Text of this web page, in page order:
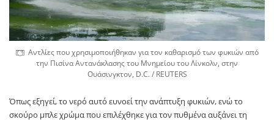
Αντλίες που χρησιμοποιήθηκαν για τον καθαρισμό των φυκιών από
την Πισίνα Αντανάκλασης του Μνημείου του Λίνκολν, στην
Ουάσινγκτον, D.C. / REUTERS
Όπως εξηγεί, το νερό αυτό ευνοεί την ανάπτυξη φυκιών, ενώ το
σκούρο μπλε χρώμα που επιλέχθηκε για τον πυθμένα αυξάνει τη